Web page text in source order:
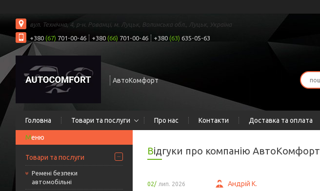
вул. Технічна, 4, р-н. Рованці, м. Луцьк, Волинська обл., Луцьк, Україна
+380 (67) 701-00-46 +380 (66) 701-00-46 +380 (63) 635-05-63
АвтоКомфорт
Головна Товари та послуги Про нас Контакти Доставка та оплата
Товари та послуги
Ремені безпеки
автомобільні
Відгуки про компанію AвтоКомфорт
02/ лип. 2026 Андрій К.